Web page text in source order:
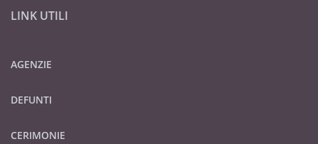
LINK UTILI
AGENZIE
DEFUNTI
CERIMONIE